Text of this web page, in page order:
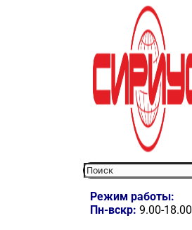
Режим работы:
Пн-вскр: 9.00-18.00